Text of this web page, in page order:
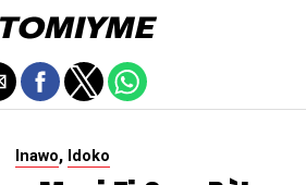
Inawo, Idoko